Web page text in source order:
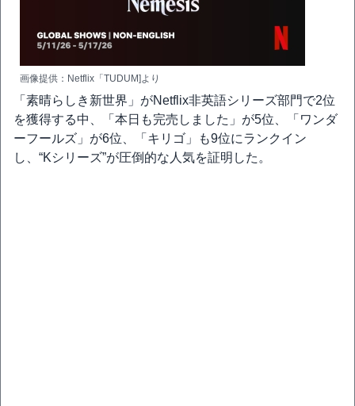
画像提供：Netflix「TUDUM]より
「素晴らしき新世界」がNetflix非英語シリーズ部門で2位
を獲得する中、「本日も完売しました」が5位、「ワンダ
ーフールズ」が6位、「キリゴ」も9位にランクイン
し、“Kシリーズ”が圧倒的な人気を証明した。